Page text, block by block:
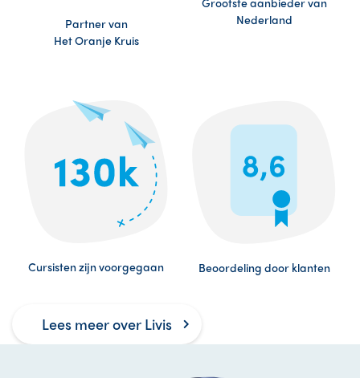
Partner van
Het Oranje Kruis
Nederland
Cursisten zijn voorgegaan Beoordeling door klanten
Lees meer over Livis